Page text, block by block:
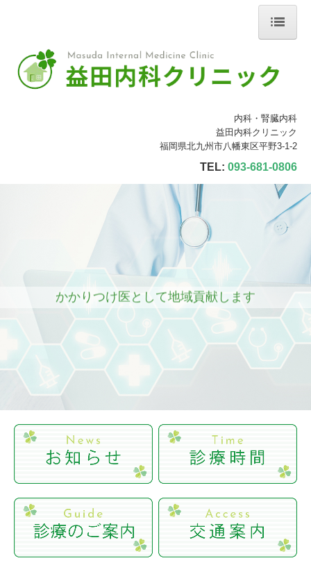
ホーム
院長紹介
採用情報 看護師（正社員）
内科・腎臓内科
益田内科クリニック
福岡県北九州市八幡東区平野3-1-2
TEL: 093-681-0806
かかりつけ医として地域貢献します